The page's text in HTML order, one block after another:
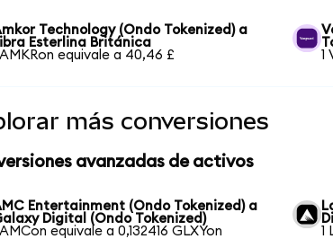
Technology (Ondo Tokenized) a
Esterlina Británica
AMKRon equivale a 40,46 £
1
más conversiones
avanzadas de activos
Entertainment (Ondo Tokenized) a
Digital (Ondo Tokenized)
AMCon equivale a 0,132416 GLXYon
1